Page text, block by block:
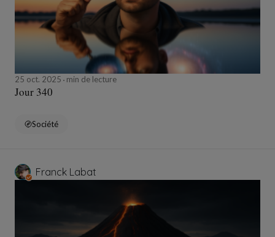
25 oct. 2025 min de lecture
Jour 340
Société
Franck Labat